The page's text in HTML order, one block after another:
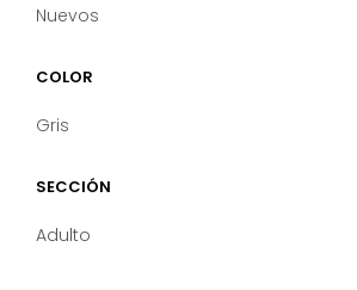
Nuevos
COLOR
Gris
SECCIÓN
Adulto